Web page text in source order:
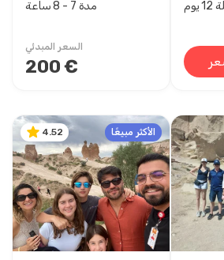
مدة 7 - 8 ساعة
السعر المبدئي
200 €
4.52 الأكثر مبيعًا